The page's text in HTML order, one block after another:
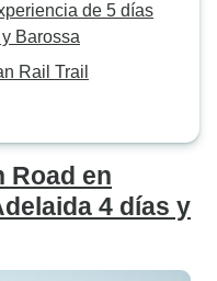
de 5 días
Barossa
Rail Trail
Road en
4 días y